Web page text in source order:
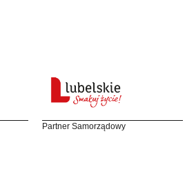
Partner Samorządowy